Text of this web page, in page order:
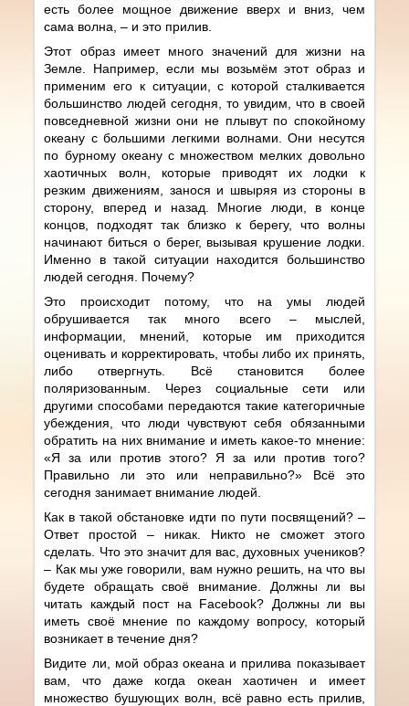
есть более мощное движение вверх и вниз, чем
сама волна, – и это прилив.
Этот образ имеет много значений для жизни на
Земле. Например, если мы возьмём этот образ и
применим его к ситуации, с которой сталкивается
большинство людей сегодня, то увидим, что в своей
повседневной жизни они не плывут по спокойному
океану с большими легкими волнами. Они несутся
по бурному океану с множеством мелких довольно
хаотичных волн, которые приводят их лодки к
резким движениям, занося и швыряя из стороны в
сторону, вперед и назад. Многие люди, в конце
концов, подходят так близко к берегу, что волны
начинают биться о берег, вызывая крушение лодки.
Именно в такой ситуации находится большинство
людей сегодня. Почему?
Это происходит потому, что на умы людей
обрушивается так много всего – мыслей,
информации, мнений, которые им приходится
оценивать и корректировать, чтобы либо их принять,
либо отвергнуть. Всё становится более
поляризованным. Через социальные сети или
другими способами передаются такие категоричные
убеждения, что люди чувствуют себя обязанными
обратить на них внимание и иметь какое-то мнение:
«Я за или против этого? Я за или против того?
Правильно ли это или неправильно?» Всё это
сегодня занимает внимание людей.
Как в такой обстановке идти по пути посвящений? –
Ответ простой – никак. Никто не сможет этого
сделать. Что это значит для вас, духовных учеников?
– Как мы уже говорили, вам нужно решить, на что вы
будете обращать своё внимание. Должны ли вы
читать каждый пост на Facebook? Должны ли вы
иметь своё мнение по каждому вопросу, который
возникает в течение дня?
Видите ли, мой образ океана и прилива показывает
вам, что даже когда океан хаотичен и имеет
множество бушующих волн, всё равно есть прилив,